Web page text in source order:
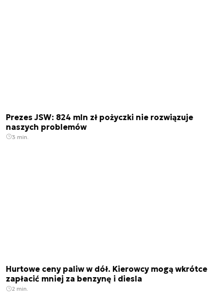
Prezes JSW: 824 mln zł pożyczki nie rozwiązuje
naszych problemów
3 min.
Hurtowe ceny paliw w dół. Kierowcy mogą wkrótce
zapłacić mniej za benzynę i diesla
2 min.